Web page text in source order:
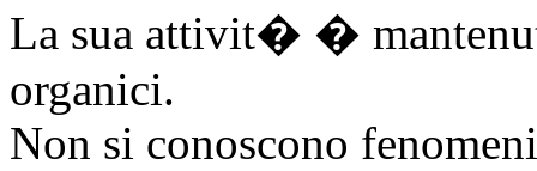
La sua attivit� �
organici.
Non si conoscono